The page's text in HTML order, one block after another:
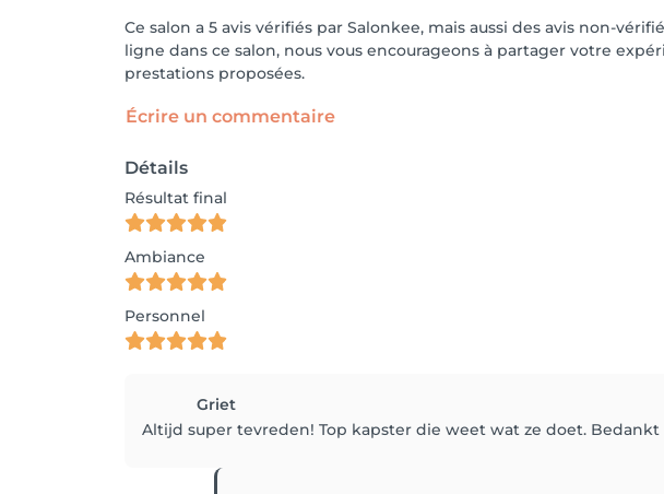
Ce salon a 5 avis vérifiés par Salonkee, mais aussi des avis non-
ligne dans ce salon, nous vous encourageons à partager votre
prestations proposées.
Écrire un commentaire
Détails
Résultat final
Ambiance
Personnel
Griet
Altijd super tevreden! Top kapster die weet wat ze doet. Bedankt